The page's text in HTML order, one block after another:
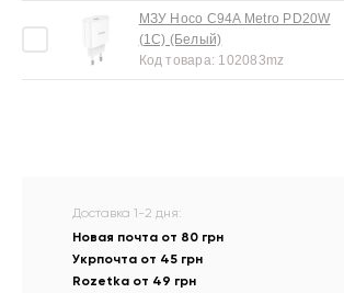
МЗУ Hoco C94A Metro PD20W
(1C) (Белый)
Код товара: 102083mz
Доставка 1-2 дня:
Новая почта от 80 грн
Укрпочта от 45 грн
Rozetka от 49 грн